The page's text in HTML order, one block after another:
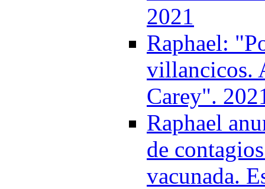
2021
Raphael:
villancicos.
Carey".
Raphael
de
vacunada.